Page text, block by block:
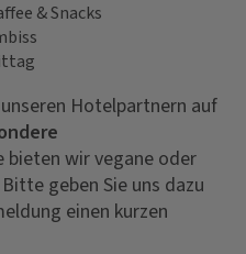
& Snacks
Hotelpartnern auf
bieten wir vegane oder
geben Sie uns dazu
einen kurzen